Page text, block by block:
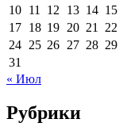
10 11 12 13 14 15
17 18 19 20 21 22
24 25 26 27 28 29
31
« Июл
Рубрики